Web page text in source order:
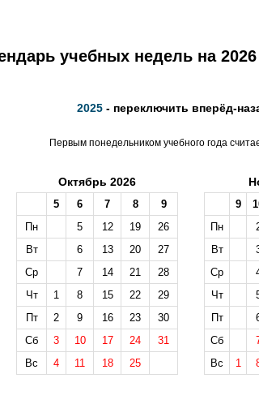
учебных недель на
2025- переключить вперёд-
Первым понедельником учебного года
Октябрь 2026
5 6 7 8
9
Пн
5 12 19
26
Вт
6 13 20
27
Ср
7 14 21
28
Чт
1 8 15 22
29
Пт
2 9 16 23
30
Сб
3 10 17 24
31
Вс
4 11 18 25
9
Пн
Вт
Ср
Чт
Пт
Сб
Вс
1